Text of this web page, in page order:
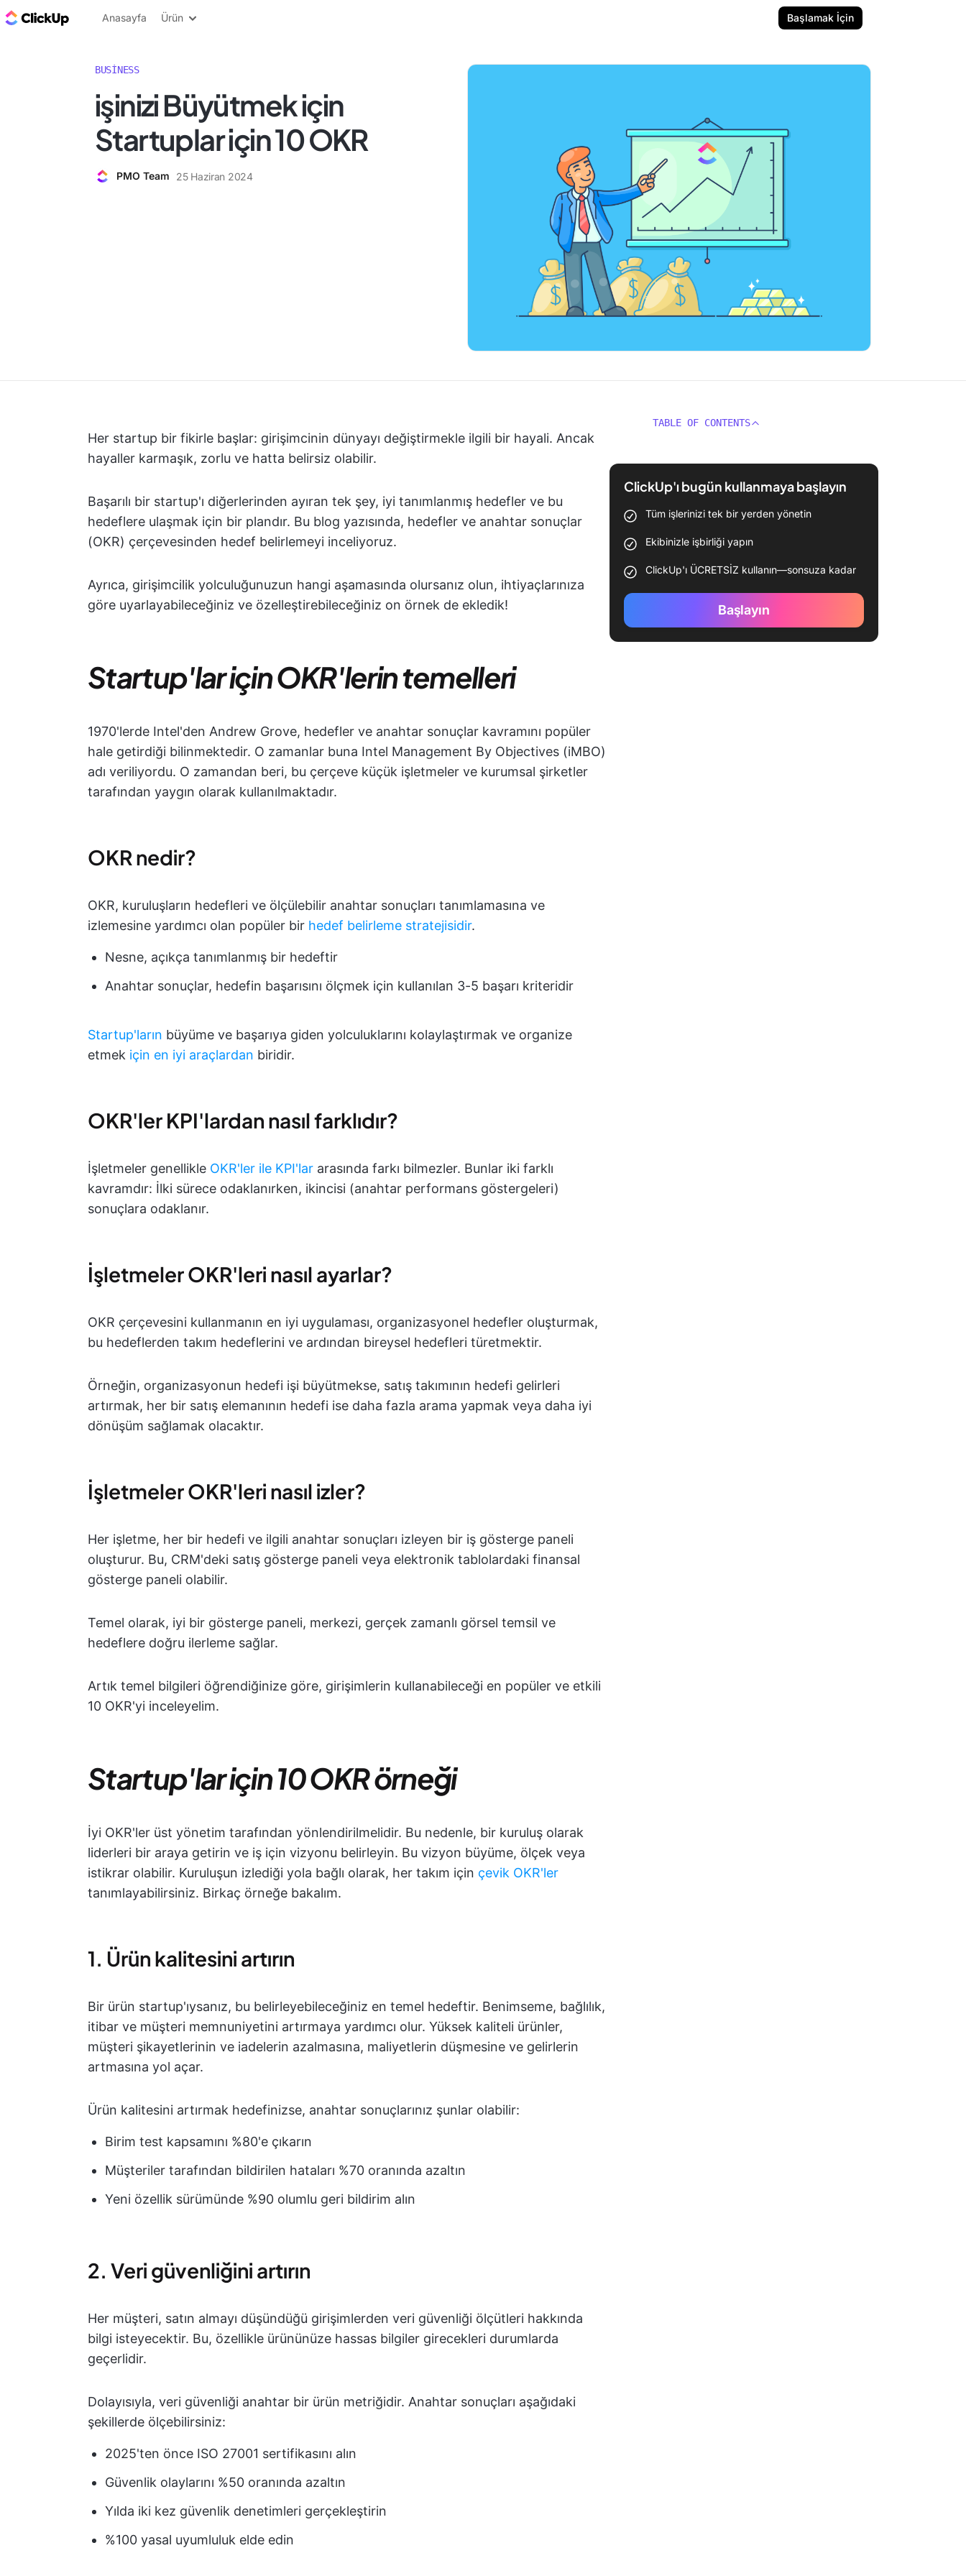
ClickUp Blog
Anasayfa Ürün Başlamak İçin
BUSINESS
i̇şinizi Büyütmek için
Startuplar için 10 OKR
PMO Team 25 Haziran 2024
Her startup bir fikirle başlar: girişimcinin dünyayı değiştirmekle ilgili bir hayali. Ancak
hayaller karmaşık, zorlu ve hatta belirsiz olabilir.
Başarılı bir startup'ı diğerlerinden ayıran tek şey, iyi tanımlanmış hedefler ve bu
hedeflere ulaşmak için bir plandır. Bu blog yazısında, hedefler ve anahtar sonuçlar
(OKR) çerçevesinden hedef belirlemeyi inceliyoruz.
Ayrıca, girişimcilik yolculuğunuzun hangi aşamasında olursanız olun, ihtiyaçlarınıza
göre uyarlayabileceğiniz ve özelleştirebileceğiniz on örnek de ekledik!
Startup'lar için OKR'lerin temelleri
1970'lerde Intel'den Andrew Grove, hedefler ve anahtar sonuçlar kavramını popüler
hale getirdiği bilinmektedir. O zamanlar buna Intel Management By Objectives (iMBO)
adı veriliyordu. O zamandan beri, bu çerçeve küçük işletmeler ve kurumsal şirketler
tarafından yaygın olarak kullanılmaktadır.
OKR nedir?
OKR, kuruluşların hedefleri ve ölçülebilir anahtar sonuçları tanımlamasına ve
izlemesine yardımcı olan popüler bir hedef belirleme stratejisidir.
Nesne, açıkça tanımlanmış bir hedeftir
Anahtar sonuçlar, hedefin başarısını ölçmek için kullanılan 3-5 başarı kriteridir
Startup'ların büyüme ve başarıya giden yolculuklarını kolaylaştırmak ve organize
etmek için en iyi araçlardan biridir.
OKR'ler KPI'lardan nasıl farklıdır?
İşletmeler genellikle OKR'ler ile KPI'lar arasında farkı bilmezler. Bunlar iki farklı
kavramdır: İlki sürece odaklanırken, ikincisi (anahtar performans göstergeleri)
sonuçlara odaklanır.
İşletmeler OKR'leri nasıl ayarlar?
OKR çerçevesini kullanmanın en iyi uygulaması, organizasyonel hedefler oluşturmak,
bu hedeflerden takım hedeflerini ve ardından bireysel hedefleri türetmektir.
Örneğin, organizasyonun hedefi işi büyütmekse, satış takımının hedefi gelirleri
artırmak, her bir satış elemanının hedefi ise daha fazla arama yapmak veya daha iyi
dönüşüm sağlamak olacaktır.
İşletmeler OKR'leri nasıl izler?
Her işletme, her bir hedefi ve ilgili anahtar sonuçları izleyen bir iş gösterge paneli
oluşturur. Bu, CRM'deki satış gösterge paneli veya elektronik tablolardaki finansal
gösterge paneli olabilir.
Temel olarak, iyi bir gösterge paneli, merkezi, gerçek zamanlı görsel temsil ve
hedeflere doğru ilerleme sağlar.
Artık temel bilgileri öğrendiğinize göre, girişimlerin kullanabileceği en popüler ve etkili
10 OKR'yi inceleyelim.
Startup'lar için 10 OKR örneği
İyi OKR'ler üst yönetim tarafından yönlendirilmelidir. Bu nedenle, bir kuruluş olarak
liderleri bir araya getirin ve iş için vizyonu belirleyin. Bu vizyon büyüme, ölçek veya
istikrar olabilir. Kuruluşun izlediği yola bağlı olarak, her takım için çevik OKR'ler
tanımlayabilirsiniz. Birkaç örneğe bakalım.
1. Ürün kalitesini artırın
Bir ürün startup'ıysanız, bu belirleyebileceğiniz en temel hedeftir. Benimseme, bağlılık,
itibar ve müşteri memnuniyetini artırmaya yardımcı olur. Yüksek kaliteli ürünler,
müşteri şikayetlerinin ve iadelerin azalmasına, maliyetlerin düşmesine ve gelirlerin
artmasına yol açar.
Ürün kalitesini artırmak hedefinizse, anahtar sonuçlarınız şunlar olabilir:
Birim test kapsamını %80'e çıkarın
Müşteriler tarafından bildirilen hataları %70 oranında azaltın
Yeni özellik sürümünde %90 olumlu geri bildirim alın
2. Veri güvenliğini artırın
Her müşteri, satın almayı düşündüğü girişimlerden veri güvenliği ölçütleri hakkında
bilgi isteyecektir. Bu, özellikle ürününüze hassas bilgiler girecekleri durumlarda
geçerlidir.
Dolayısıyla, veri güvenliği anahtar bir ürün metriğidir. Anahtar sonuçları aşağıdaki
şekillerde ölçebilirsiniz:
2025'ten önce ISO 27001 sertifikasını alın
Güvenlik olaylarını %50 oranında azaltın
Yılda iki kez güvenlik denetimleri gerçekleştirin
%100 yasal uyumluluk elde edin
TABLE OF CONTENTS
ClickUp'ı bugün kullanmaya başlayın
Tüm işlerinizi tek bir yerden yönetin
Ekibinizle işbirliği yapın
ClickUp'ı ÜCRETSİZ kullanın—sonsuza kadar
Başlayın